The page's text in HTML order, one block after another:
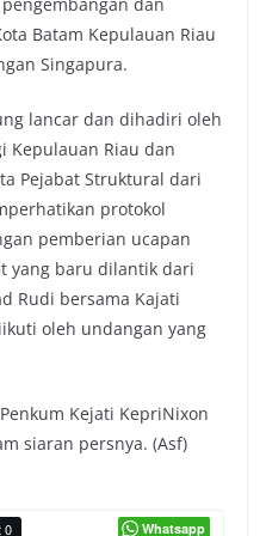
Batam Kepulauan Riau
Singapura.
lancar dan dihadiri oleh
Kepulauan Riau dan
Pejabat Struktural dari
protokol
pemberian ucapan
yang baru dilantik dari
Rudi bersama Kajati
oleh undangan yang
Kejati KepriNixon
siaran persnya. (Asf)
0 Whatsapp